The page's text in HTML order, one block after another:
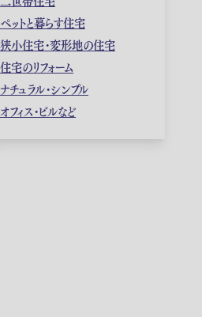
ペットと暮らす住宅
狭小住宅・変形地の住宅
住宅のリフォーム
ナチュラル・シンプル
オフィス・ビルなど